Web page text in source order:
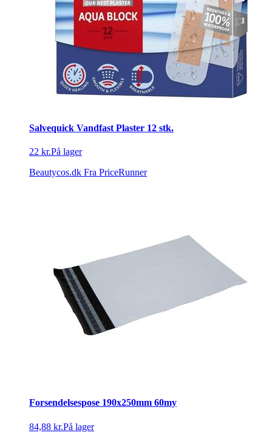
Salvequick Vandfast Plaster 12 stk.
22 kr.På lager
Beautycos.dk Fra PriceRunner
Forsendelsespose 190x250mm 60my
84,88 kr.På lager